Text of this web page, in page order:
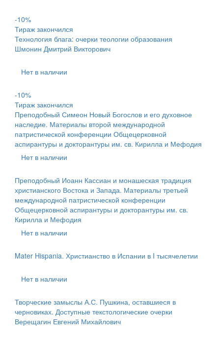
-10%
Тираж закончился
Технология блага: очерки теологии образования
Шмонин Дмитрий Викторович
Нет в наличии
-10%
Тираж закончился
Преподобный Симеон Новый Богослов и его духовное
наследие. Материалы второй международной
патристической конференции Общецерковной
аспирантуры и докторантуры им. св. Кирилла и Мефодия
Нет в наличии
Преподобный Иоанн Кассиан и монашеская традиция
христианского Востока и Запада. Материалы третьей
международной патристической конференции
Общецерковной аспирантуры и докторантуры им. св.
Кирилла и Мефодия
Нет в наличии
Mater Hispania. Христианство в Испании в I тысячелетии
Нет в наличии
Творческие замыслы А.С. Пушкина, оставшиеся в
черновиках. Доступные текстологические очерки
Верещагин Евгений Михайлович